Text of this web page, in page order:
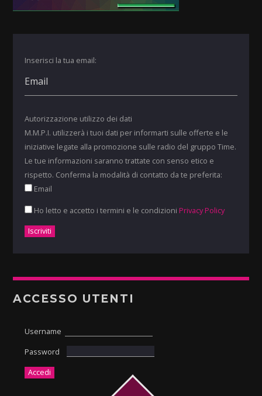
Inserisci la tua email:
Autorizzazione utilizzo dei dati
M.M.P.I. utilizzerà i tuoi dati per informarti sulle offerte e le
iniziative legate alla promozione sulle radio del gruppo Time.
Le tue informazioni saranno trattate con senso etico e
rispetto. Conferma la modalità di contatto da te preferita:
Email
Ho letto e accetto i termini e le condizioni Privacy Policy
ACCESSO UTENTI
Username
Password